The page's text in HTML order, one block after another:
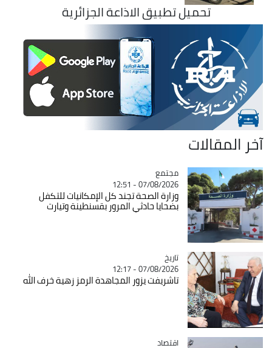
تحميل تطبيق الاذاعة الجزائرية
آخر المقالات
Catégorie
مجتمع
07/08/2026 - 12:51
وزارة الصحة تجند كل الإمكانيات للتكفل
بضحايا حادثي المرور بقسنطينة وتيارت
Catégorie
تاريخ
07/08/2026 - 12:17
تاشريفت يزور المجاهدة الرمز زهية خرف الله
Catégorie
اقتصاد